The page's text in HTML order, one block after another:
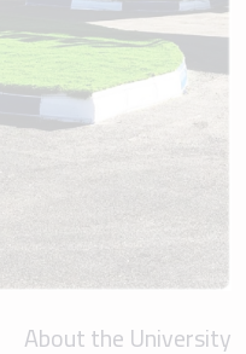
About the University